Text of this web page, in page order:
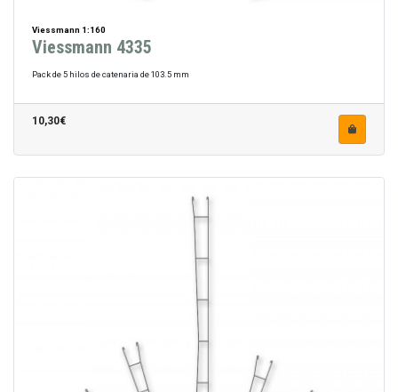
Viessmann 1:160
Viessmann 4335
Pack de 5 hilos de catenaria de 103.5 mm
10,30€